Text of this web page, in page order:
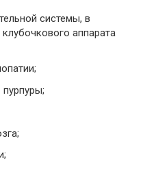
системы, в
аппарата